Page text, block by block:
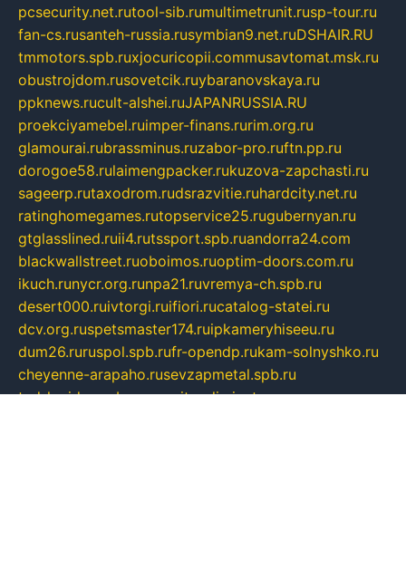
pcsecurity.net.rutool-sib.rumultimetrunit.rusp-tour.ru
fan-cs.rusanteh-russia.rusymbian9.net.ruDSHAIR.RU
tmmotors.spb.ruxjocuricopii.commusavtomat.msk.ru
obustrojdom.rusovetcik.ruybaranovskaya.ru
ppknews.rucult-alshei.ruJAPANRUSSIA.RU
proekciyamebel.ruimper-finans.rurim.org.ru
glamourai.rubrassminus.ruzabor-pro.ruftn.pp.ru
dorogoe58.rulaimengpacker.rukuzova-zapchasti.ru
sageerp.rutaxodrom.rudsrazvitie.ruhardcity.net.ru
ratinghomegames.rutopservice25.rugubernyan.ru
gtglasslined.ruii4.rutssport.spb.ruandorra24.com
blackwallstreet.ruoboimos.ruoptim-doors.com.ru
ikuch.runycr.org.runpa21.ruvremya-ch.spb.ru
desert000.ruivtorgi.ruifiori.rucatalog-statei.ru
dcv.org.ruspetsmaster174.ruipkameryhiseeu.ru
dum26.ruruspol.spb.rufr-opendp.rukam-solnyshko.ru
cheyenne-arapaho.rusevzapmetal.spb.ru
ted-lapidus.spb.ruparasite-eliminator.ru